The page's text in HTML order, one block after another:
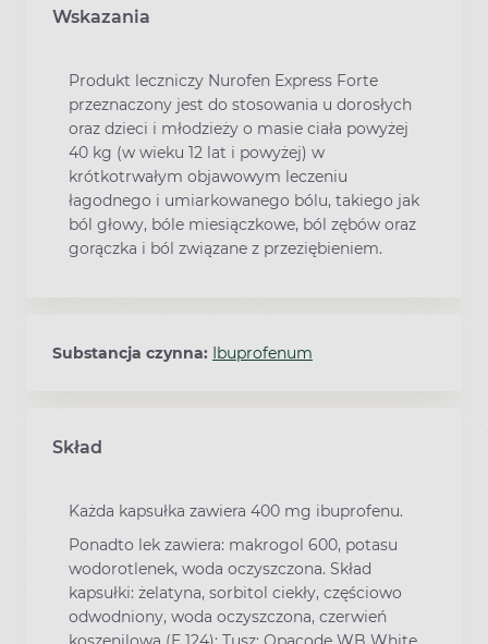
Wskazania
Produkt leczniczy Nurofen Express Forte
przeznaczony jest do stosowania u dorosłych
oraz dzieci i młodzieży o masie ciała powyżej
40 kg (w wieku 12 lat i powyżej) w
krótkotrwałym objawowym leczeniu
łagodnego i umiarkowanego bólu, takiego jak
ból głowy, bóle miesiączkowe, ból zębów oraz
gorączka i ból związane z przeziębieniem.
Substancja czynna: Ibuprofenum
Skład
Każda kapsułka zawiera 400 mg ibuprofenu.
Ponadto lek zawiera: makrogol 600, potasu
wodorotlenek, woda oczyszczona. Skład
kapsułki: żelatyna, sorbitol ciekły, częściowo
odwodniony, woda oczyszczona, czerwień